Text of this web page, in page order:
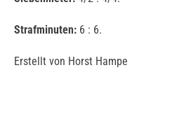
Strafminuten: 6 : 6.
Erstellt von Horst Hampe